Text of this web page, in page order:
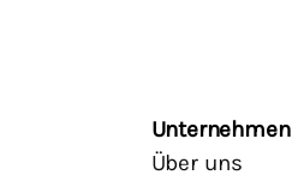
Unternehmen
Über uns